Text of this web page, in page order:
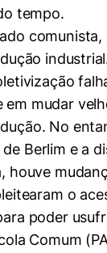
tempo.
comunista,
em mudar
No
Berlim e a
houve
o
poder
Comum